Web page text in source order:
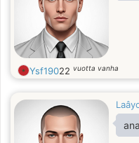
Ysf19022 vuotta vanha